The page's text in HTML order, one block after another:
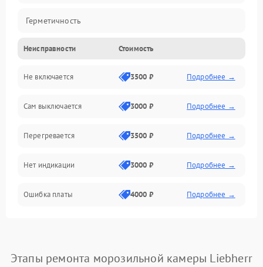
Герметичность
Механика
Неисправности Стоимость
Не включается 3500 ₽ Подробнее →
Сам выключается 3000 ₽ Подробнее →
Перегревается 3500 ₽ Подробнее →
Нет индикации 3000 ₽ Подробнее →
Ошибка платы 4000 ₽ Подробнее →
Этапы ремонта морозильной камеры Liebherr